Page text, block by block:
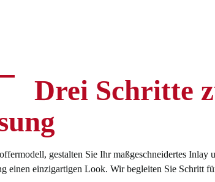
Drei Schritte
gestalten Sie Ihr maßgeschneidertes
einen einzigartigen Look. Wir begleiten Sie Schritt